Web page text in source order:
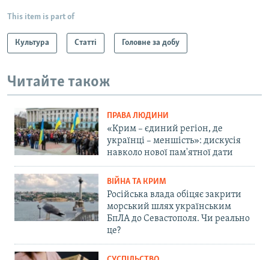
This item is part of
Культура Статті Головне за добу
Читайте також
ПРАВА ЛЮДИНИ
«Крим – єдиний регіон, де
українці – меншість»: дискусія
навколо нової пам'ятної дати
ВІЙНА ТА КРИМ
Російська влада обіцяє закрити
морський шлях українським
БпЛА до Севастополя. Чи реально
це?